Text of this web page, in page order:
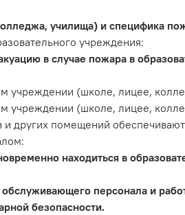
училища) и специфика
учреждения:
в случае пожара в
учреждении (школе, лицее,
учреждении (школе, лицее,
и других помещений
находиться в
персонала и
безопасности.